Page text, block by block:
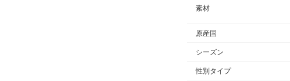
素材
原産国
シーズン
性別タイプ